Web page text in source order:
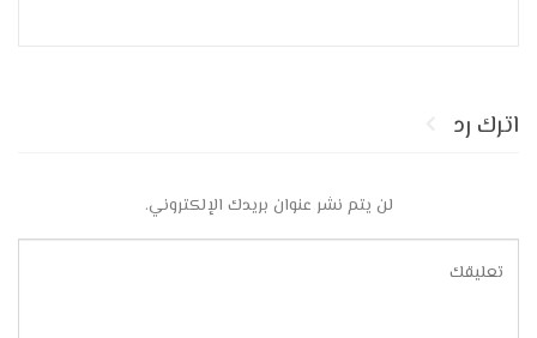
اترك رد
لن يتم نشر عنوان بريدك الإلكتروني.